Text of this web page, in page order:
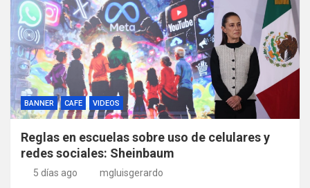
BANNER CAFE VIDEOS
Reglas en escuelas sobre uso de celulares y
redes sociales: Sheinbaum
5 días ago mgluisgerardo